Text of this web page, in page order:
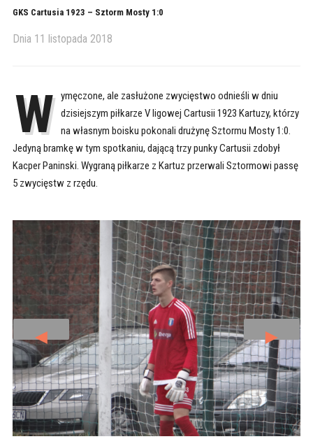
GKS Cartusia 1923 – Sztorm Mosty 1:0
Dnia 11 listopada 2018
W ymęczone, ale zasłużone zwycięstwo odnieśli w dniu
dzisiejszym piłkarze V ligowej Cartusii 1923 Kartuzy, którzy
na własnym boisku pokonali drużynę Sztormu Mosty 1:0.
Jedyną bramkę w tym spotkaniu, dającą trzy punky Cartusii zdobył
Kacper Paninski. Wygraną piłkarze z Kartuz przerwali Sztormowi passę
5 zwycięstw z rzędu.
◄ ►